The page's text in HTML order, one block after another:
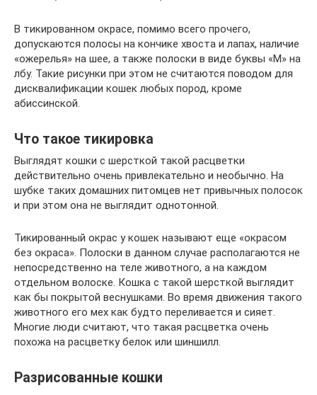
В тикированном окрасе, помимо всего прочего,
допускаются полосы на кончике хвоста и лапах, наличие
«ожерелья» на шее, а также полоски в виде буквы «М» на
лбу. Такие рисунки при этом не считаются поводом для
дисквалификации кошек любых пород, кроме
абиссинской.
Что такое тикировка
Выглядят кошки с шерсткой такой расцветки
действительно очень привлекательно и необычно. На
шубке таких домашних питомцев нет привычных полосок
и при этом она не выглядит однотонной.
Тикированный окрас у кошек называют еще «окрасом
без окраса». Полоски в данном случае располагаются не
непосредственно на теле животного, а на каждом
отдельном волоске. Кошка с такой шерсткой выглядит
как бы покрытой веснушками. Во время движения такого
животного его мех как будто переливается и сияет.
Многие люди считают, что такая расцветка очень
похожа на расцветку белок или шиншилл.
Разрисованные кошки